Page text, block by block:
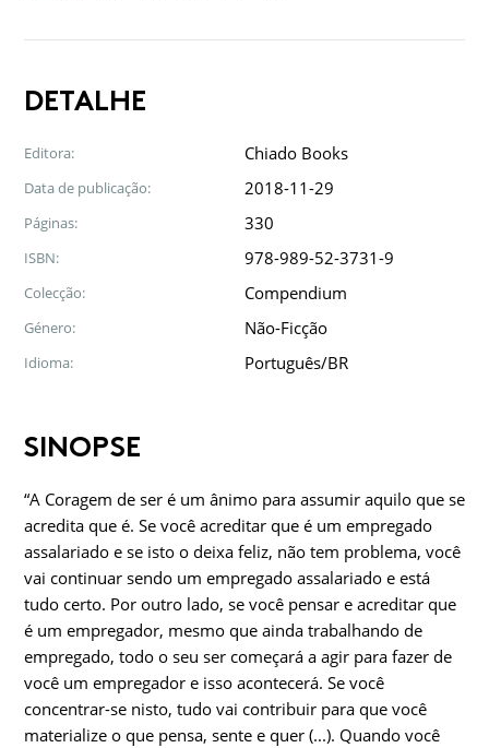
DETALHE
Editora: Chiado Books
Data de publicação: 2018-11-29
Páginas: 330
ISBN: 978-989-52-3731-9
Colecção: Compendium
Género: Não-Ficção
Idioma: Português/BR
SINOPSE
“A Coragem de ser é um ânimo para assumir aquilo que se
acredita que é. Se você acreditar que é um empregado
assalariado e se isto o deixa feliz, não tem problema, você
vai continuar sendo um empregado assalariado e está
tudo certo. Por outro lado, se você pensar e acreditar que
é um empregador, mesmo que ainda trabalhando de
empregado, todo o seu ser começará a agir para fazer de
você um empregador e isso acontecerá. Se você
concentrar-se nisto, tudo vai contribuir para que você
materialize o que pensa, sente e quer (...). Quando você